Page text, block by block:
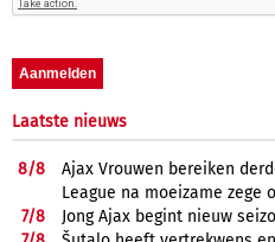
Laatste nieuws
8/8
Ajax Vrouwen bereiken
League na moeizame zege
7/8
Jong Ajax begint nieuw